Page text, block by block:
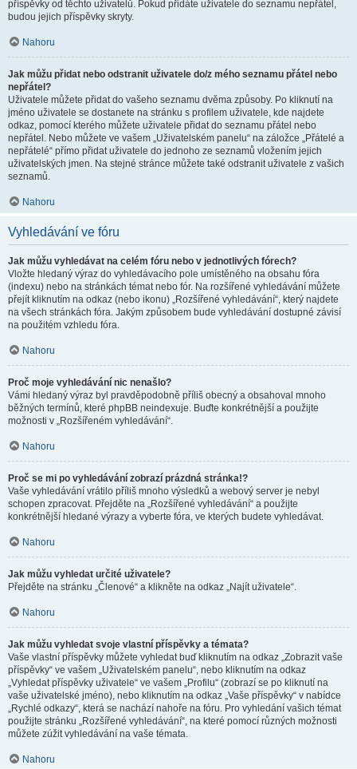
příspěvky od těchto uživatelů. Pokud přidáte uživatele do seznamu nepřátel,
budou jejich příspěvky skryty.
Nahoru
Jak můžu přidat nebo odstranit uživatele do/z mého seznamu přátel nebo
nepřátel?
Uživatele můžete přidat do vašeho seznamu dvěma způsoby. Po kliknutí na
jméno uživatele se dostanete na stránku s profilem uživatele, kde najdete
odkaz, pomocí kterého můžete uživatele přidat do seznamu přátel nebo
nepřátel. Nebo můžete ve vašem „Uživatelském panelu“ na záložce „Přátelé a
nepřátelé“ přímo přidat uživatele do jednoho ze seznamů vložením jejich
uživatelských jmen. Na stejné stránce můžete také odstranit uživatele z vašich
seznamů.
Nahoru
Vyhledávání ve fóru
Jak můžu vyhledávat na celém fóru nebo v jednotlivých fórech?
Vložte hledaný výraz do vyhledávacího pole umístěného na obsahu fóra
(indexu) nebo na stránkách témat nebo fór. Na rozšířené vyhledávání můžete
přejít kliknutím na odkaz (nebo ikonu) „Rozšířené vyhledávání“, který najdete
na všech stránkách fóra. Jakým způsobem bude vyhledávání dostupné závisí
na použitém vzhledu fóra.
Nahoru
Proč moje vyhledávání nic nenašlo?
Vámi hledaný výraz byl pravděpodobně příliš obecný a obsahoval mnoho
běžných termínů, které phpBB neindexuje. Buďte konkrétnější a použijte
možnosti v „Rozšířeném vyhledávání“.
Nahoru
Proč se mi po vyhledávání zobrazí prázdná stránka!?
Vaše vyhledávání vrátilo příliš mnoho výsledků a webový server je nebyl
schopen zpracovat. Přejděte na „Rozšířené vyhledávání“ a použijte
konkrétnější hledané výrazy a vyberte fóra, ve kterých budete vyhledávat.
Nahoru
Jak můžu vyhledat určité uživatele?
Přejděte na stránku „Členové“ a klikněte na odkaz „Najít uživatele“.
Nahoru
Jak můžu vyhledat svoje vlastní příspěvky a témata?
Vaše vlastní příspěvky můžete vyhledat buď kliknutím na odkaz „Zobrazit vaše
příspěvky“ ve vašem „Uživatelském panelu“, nebo kliknutím na odkaz
„Vyhledat příspěvky uživatele“ ve vašem „Profilu“ (zobrazí se po kliknutí na
vaše uživatelské jméno), nebo kliknutím na odkaz „Vaše příspěvky“ v nabídce
„Rychlé odkazy“, která se nachází nahoře na fóru. Pro vyhledání vašich témat
použijte stránku „Rozšířené vyhledávání“, na které pomocí různých možnosti
můžete zúžit vyhledávání na vaše témata.
Nahoru